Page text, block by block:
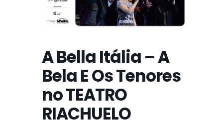
A Bella Itália – A
Bela E Os Tenores
no TEATRO
RIACHUELO